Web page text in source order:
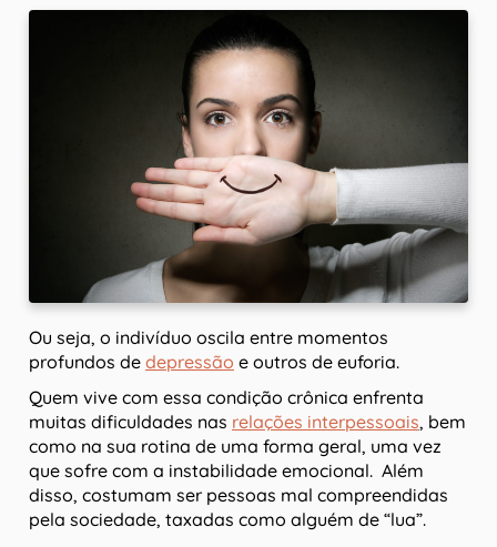
Ou seja, o indivíduo oscila entre momentos
profundos de depressão e outros de euforia.
Quem vive com essa condição crônica enfrenta
muitas dificuldades nas relações interpessoais, bem
como na sua rotina de uma forma geral, uma vez
que sofre com a instabilidade emocional. Além
disso, costumam ser pessoas mal compreendidas
pela sociedade, taxadas como alguém de “lua”.